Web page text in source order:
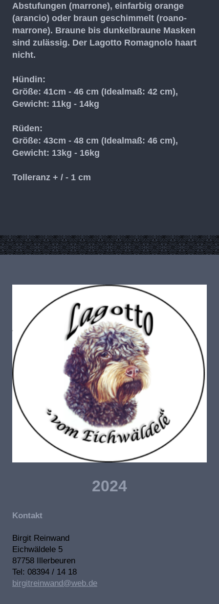
Abstufungen (marrone), einfarbig orange
(arancio) oder braun geschimmelt (roano-
marrone). Braune bis dunkelbraune Masken
sind zulässig. Der Lagotto Romagnolo haart
nicht.
Hündin:
Größe: 41cm - 46 cm (Idealmaß: 42 cm),
Gewicht: 11kg - 14kg
Rüden:
Größe: 43cm - 48 cm (Idealmaß: 46 cm),
Gewicht: 13kg - 16kg
Tolleranz + / - 1 cm
2024
Kontakt
Birgit Reinwand
Eichwäldele 5
87758 Illerbeuren
Tel: 08394 / 14 18
birgitreinwand@web.de